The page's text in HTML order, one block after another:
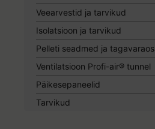
Veearvestid ja tarvikud
Isolatsioon ja tarvikud
Isolatsioon
Isolatsiooni tarvikud
Pelleti seadmed ja
Ventilatsioon Profi-air® tunnel
Torud ja tarvikud Profi-air
Ventilatsiooni Profi-air
Päikesepaneelid
Tarvikud